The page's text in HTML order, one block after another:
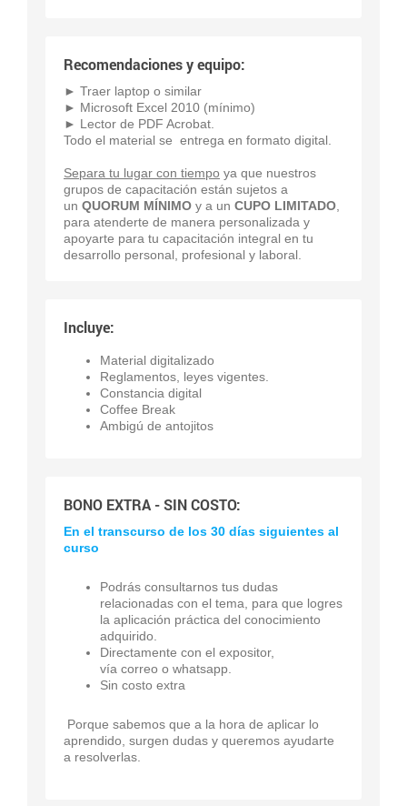
Recomendaciones y equipo:
► Traer laptop o similar
► Microsoft Excel 2010 (mínimo)
► Lector de PDF Acrobat.
Todo el material se entrega en formato digital.
Separa tu lugar con tiempo ya que nuestros
grupos de capacitación están sujetos a
un QUORUM MÍNIMO y a un CUPO LIMITADO
para atenderte de manera personalizada y
apoyarte para tu capacitación integral en tu
desarrollo personal, profesional y laboral.
Incluye:
Material digitalizado
Reglamentos, leyes vigentes.
Constancia digital
Coffee Break
Ambigú de antojitos
BONO EXTRA - SIN COSTO:
En el transcurso de los 30 días siguientes al
curso
Podrás consultarnos tus dudas
relacionadas con el tema, para que logres
la aplicación práctica del conocimiento
adquirido.
Directamente con el expositor,
vía correo o whatsapp.
Sin costo extra
Porque sabemos que a la hora de aplicar lo
aprendido, surgen dudas y queremos ayudarte
a resolverlas.